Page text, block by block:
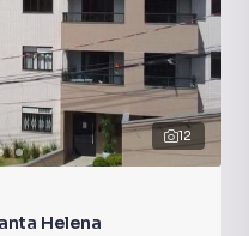
12
Helena